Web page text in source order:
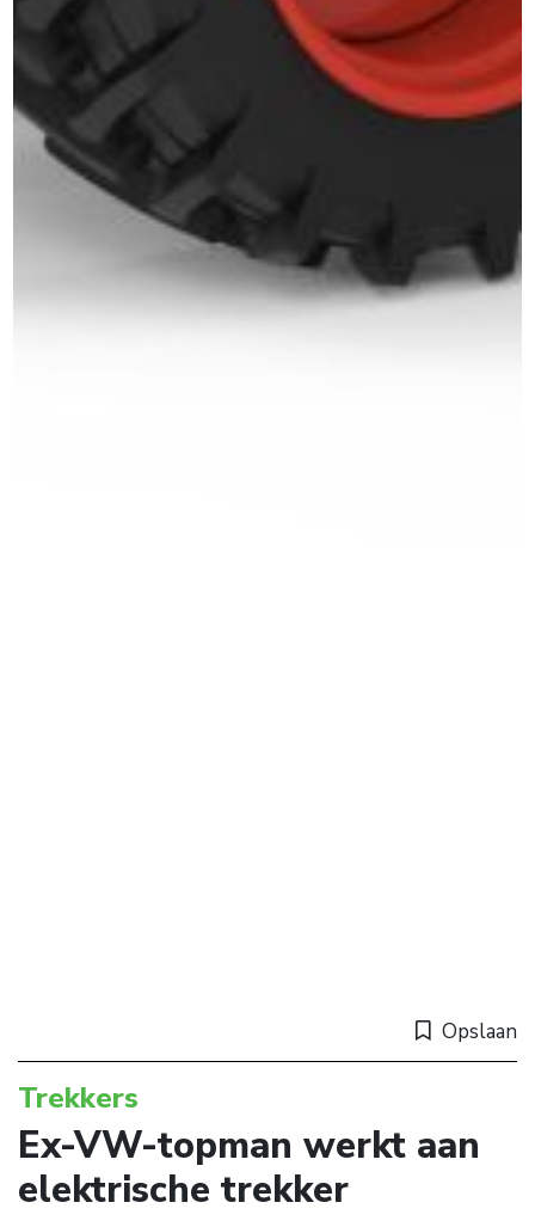
Opslaan
Trekkers
Ex-VW-topman werkt aan
elektrische trekker